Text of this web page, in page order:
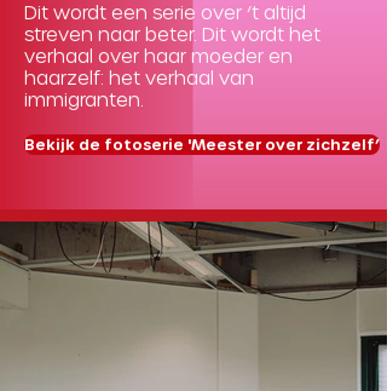
Dit wordt een serie over ‘t altijd
streven naar beter. Dit wordt het
verhaal over haar moeder en
haarzelf: het verhaal van
immigranten.
Bekijk de fotoserie 'Meester over zichzelf’